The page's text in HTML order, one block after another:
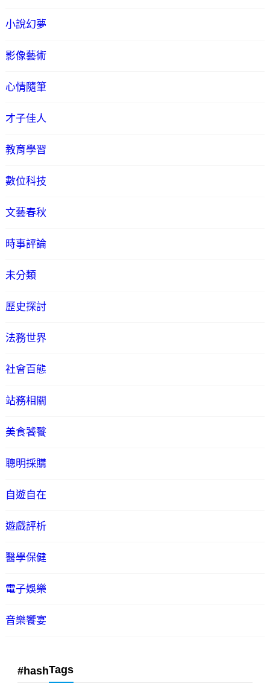
小說幻夢
影像藝術
心情隨筆
才子佳人
教育學習
數位科技
文藝春秋
時事評論
未分類
歷史探討
法務世界
社會百態
站務相關
美食饕餮
聰明採購
自遊自在
遊戲評析
醫學保健
電子娛樂
音樂饗宴
#hashTags